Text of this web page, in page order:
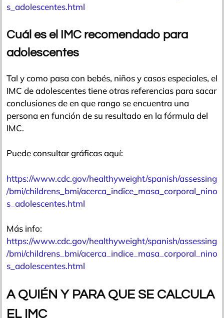
s_adolescentes.html
Cuál es el IMC recomendado para
adolescentes
Tal y como pasa con bebés, niños y casos especiales, el
IMC de adolescentes tiene otras referencias para sacar
conclusiones de en que rango se encuentra una
persona en función de su resultado en la fórmula del
IMC.
Puede consultar gráficas aquí:
https://www.cdc.gov/healthyweight/spanish/assessing
/bmi/childrens_bmi/acerca_indice_masa_corporal_nino
s_adolescentes.html
Más info:
https://www.cdc.gov/healthyweight/spanish/assessing
/bmi/childrens_bmi/acerca_indice_masa_corporal_nino
s_adolescentes.html
A QUIÉN Y PARA QUE SE CALCULA
EL IMC